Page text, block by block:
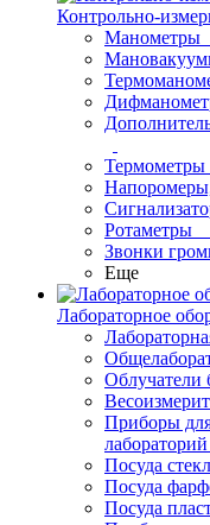
Контрольно-
Манометры
Термометры
Ротаметры
Звонки
Еще
Лабораторное
Облучатели
Приборы
лабораторий
Посуда
Посуда
Посуда